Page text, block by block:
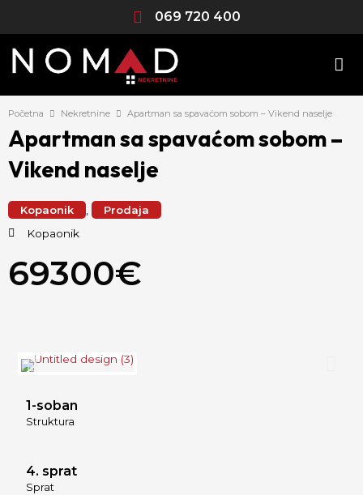
069 720 400
Početna Nekretnine Apartman sa spavaćom sobom – Vikend naselje
Apartman sa spavaćom sobom –
Vikend naselje
Kopaonik
Prodaja
Kopaonik
69300€
1-soban
Struktura
4. sprat
Sprat